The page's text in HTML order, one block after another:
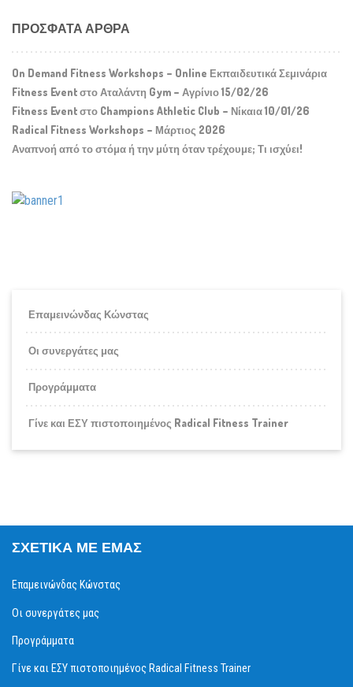
ΠΡΌΣΦΑΤΑ ΆΡΘΡΑ
On Demand Fitness Workshops – Online Εκπαιδευτικά Σεμινάρια
Fitness Event στο Αταλάντη Gym – Αγρίνιο 15/02/26
Fitness Event στο Champions Athletic Club – Νίκαια 10/01/26
Radical Fitness Workshops – Μάρτιος 2026
Αναπνοή από το στόμα ή την μύτη όταν τρέχουμε; Τι ισχύει!
Επαμεινώνδας Κώνστας
Οι συνεργάτες μας
Προγράμματα
Γίνε και ΕΣΥ πιστοποιημένος Radical Fitness Trainer
ΣΧΕΤΙΚΆ ΜΕ ΕΜΆΣ
Επαμεινώνδας Κώνστας
Οι συνεργάτες μας
Προγράμματα
Γίνε και ΕΣΥ πιστοποιημένος Radical Fitness Trainer